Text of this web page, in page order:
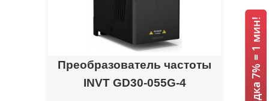
Преобразователь частоты
INVT GD30-055G-4